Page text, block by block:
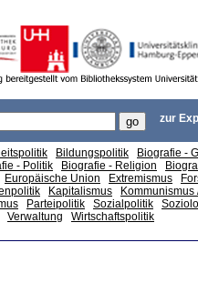
zur
Bildungspolitik Biografie -
- Politik Biografie - Religion
Europäische Union Extremismus
Kapitalismus
Parteipolitik Sozialpolitik
Verwaltung Wirtschaftspolitik